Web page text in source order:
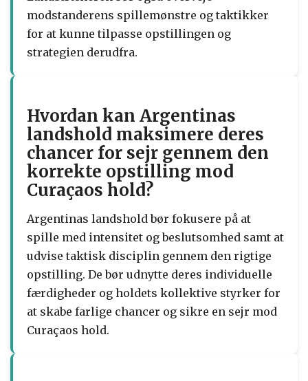
modstanderens spillemønstre og taktikker
for at kunne tilpasse opstillingen og
strategien derudfra.
Hvordan kan Argentinas
landshold maksimere deres
chancer for sejr gennem den
korrekte opstilling mod
Curaçaos hold?
Argentinas landshold bør fokusere på at
spille med intensitet og beslutsomhed samt at
udvise taktisk disciplin gennem den rigtige
opstilling. De bør udnytte deres individuelle
færdigheder og holdets kollektive styrker for
at skabe farlige chancer og sikre en sejr mod
Curaçaos hold.